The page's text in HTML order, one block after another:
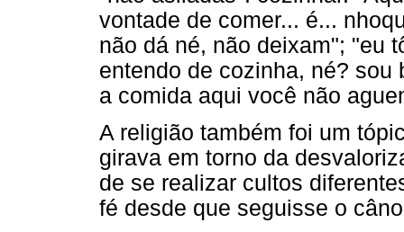
vontade de comer... é...
não dá né, não deixam"; "eu
entendo de cozinha, né?
a comida aqui você não
A religião também foi um
girava em torno da
de se realizar cultos
fé desde que seguisse o